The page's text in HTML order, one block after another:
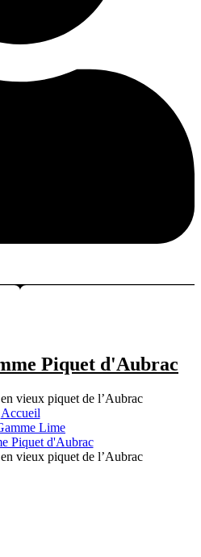
Piquet d'Aubrac
vieux piquet de l’Aubrac
Accueil
Lime
Piquet d'Aubrac
vieux piquet de l’Aubrac